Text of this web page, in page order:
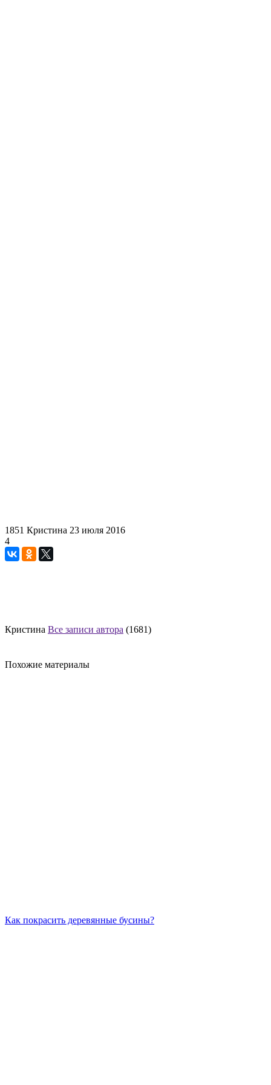
1851 Кристина 23 июля 2016
4
Кристина Все записи автора (1681)
Похожие материалы
Как покрасить деревянные бусины?